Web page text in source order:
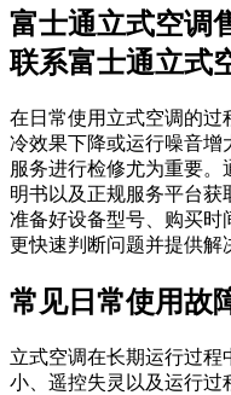
富士通立式空调
联系富士通立式
在日常使用立式空调的过
冷效果下降或运行噪音增
服务进行检修尤为重要
明书以及正规服务平台获
准备好设备型号、购买时
更快速判断问题并提供解
常见日常使用故
立式空调在长期运行过
小、遥控失灵以及运行过